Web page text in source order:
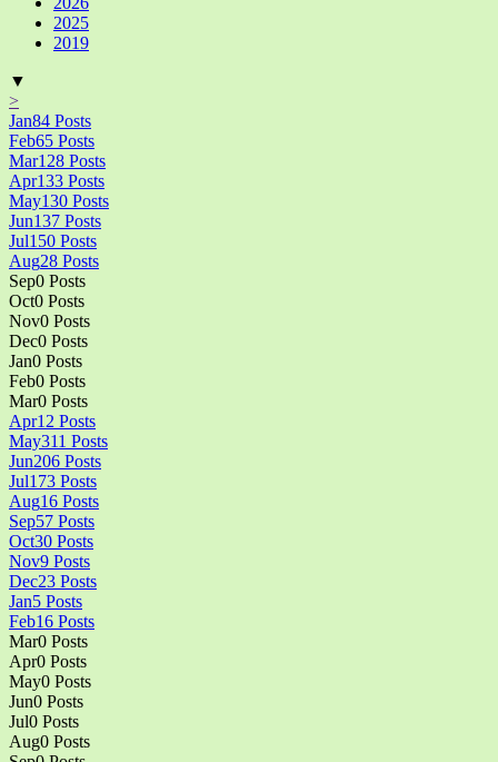
2025
2019
▼
>
Jan84 Posts
Feb65 Posts
Mar128 Posts
Apr133 Posts
May130 Posts
Jun137 Posts
Jul150 Posts
Aug28 Posts
Sep0 Posts
Oct0 Posts
Nov0 Posts
Dec0 Posts
Jan0 Posts
Feb0 Posts
Mar0 Posts
Apr12 Posts
May311 Posts
Jun206 Posts
Jul173 Posts
Aug16 Posts
Sep57 Posts
Oct30 Posts
Nov9 Posts
Dec23 Posts
Jan5 Posts
Feb16 Posts
Mar0 Posts
Apr0 Posts
May0 Posts
Jun0 Posts
Jul0 Posts
Aug0 Posts